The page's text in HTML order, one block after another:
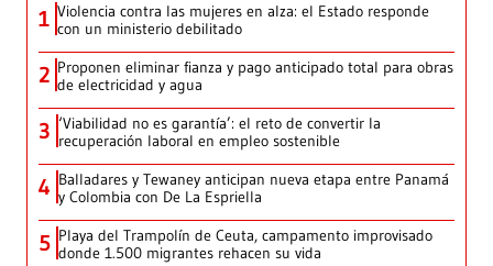
1 Violencia contra las mujeres en alza: el Estado responde
con un ministerio debilitado
2 Proponen eliminar fianza y pago anticipado total para obras
de electricidad y agua
3 ‘Viabilidad no es garantía’: el reto de convertir la
recuperación laboral en empleo sostenible
4 Balladares y Tewaney anticipan nueva etapa entre Panamá
y Colombia con De La Espriella
5 Playa del Trampolín de Ceuta, campamento improvisado
donde 1.500 migrantes rehacen su vida